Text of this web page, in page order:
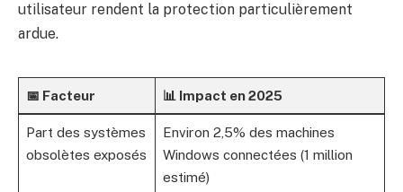
utilisateur rendent la protection particulièrement
ardue.
📅 Facteur 📊 Impact en 2025
Part des systèmes
obsolètes exposés
Environ 2,5% des machines
Windows connectées (1 million
estimé)